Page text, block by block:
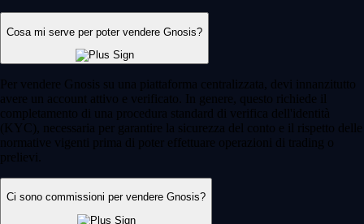
Cosa mi serve per poter vendere Gnosis?
Per vendere Gnosis su una piattaforma centralizzata, devi innanzitutto
avere un account attivo e verificato. In genere, questo richiede il
completamento di una procedura standard di verifica dell'identità
(KYC), necessaria per garantire la sicurezza del conto e il rispetto delle
normative vigenti prima di poter effettuare operazioni di trading o
prelievi.
Ci sono commissioni per vendere Gnosis?